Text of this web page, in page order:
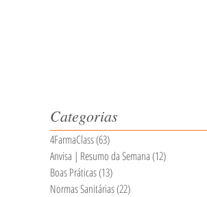
Categorias
4FarmaClass(63)
Anvisa | Resumo da Semana(12)
Boas Práticas(13)
Normas Sanitárias(22)